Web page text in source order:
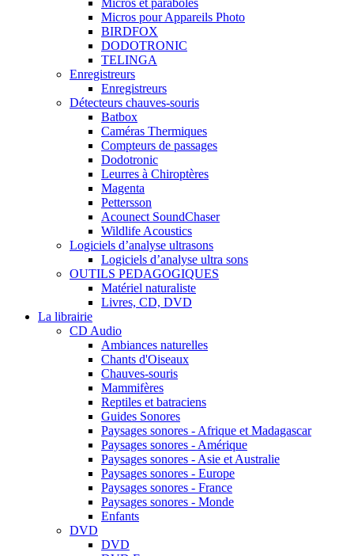
Micros et paraboles
Micros pour Appareils Photo
BIRDFOX
DODOTRONIC
TELINGA
Enregistreurs
Enregistreurs
Détecteurs chauves-souris
Batbox
Caméras Thermiques
Compteurs de passages
Dodotronic
Leurres à Chiroptères
Magenta
Pettersson
Acounect SoundChaser
Wildlife Acoustics
Logiciels d’analyse ultrasons
Logiciels d’analyse ultra sons
OUTILS PEDAGOGIQUES
Matériel naturaliste
Livres, CD, DVD
La librairie
CD Audio
Ambiances naturelles
Chants d'Oiseaux
Chauves-souris
Mammifères
Reptiles et batraciens
Guides Sonores
Paysages sonores - Afrique et Madagascar
Paysages sonores - Amérique
Paysages sonores - Asie et Australie
Paysages sonores - Europe
Paysages sonores - France
Paysages sonores - Monde
Enfants
DVD
DVD